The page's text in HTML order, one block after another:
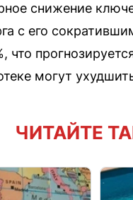
снижение
с его
что
могут
ЧИТАЙТЕ